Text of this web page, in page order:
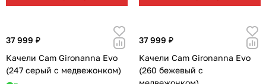
37 999 ₽
Качели Cam Gironanna Evo
(247 серый с медвежонком)
37 999 ₽
Качели Cam Gironanna Evo
(260 бежевый с